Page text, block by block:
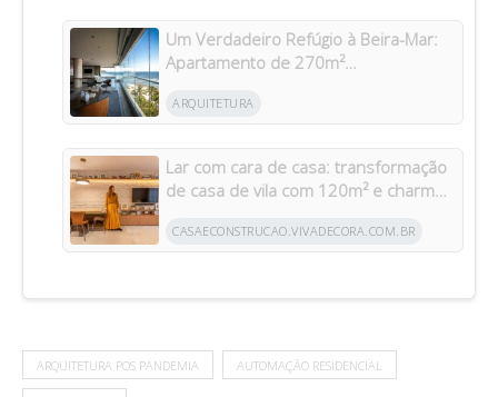
Um Verdadeiro Refúgio à Beira-Mar:
Apartamento de 270m²
Riviera
ARQUITETURA
Lar com cara de casa: transformação
de casa de vila com 120m² e charme
CASAECONSTRUCAO.VIVADECORA.COM.BR
ARQUITETURA POS PANDEMIA AUTOMAÇÃO RESIDENCIAL